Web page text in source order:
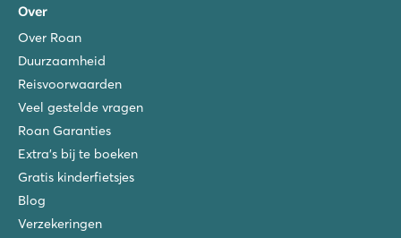
Over
Over Roan
Duurzaamheid
Reisvoorwaarden
Veel gestelde vragen
Roan Garanties
Extra's bij te boeken
Gratis kinderfietsjes
Blog
Verzekeringen